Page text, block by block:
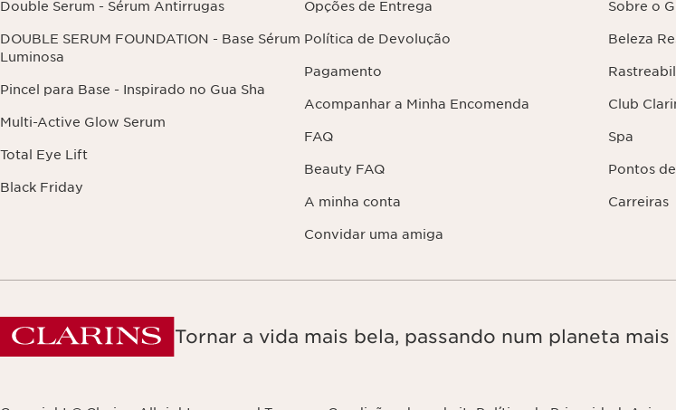
Double Serum - Sérum Antirrugas
DOUBLE SERUM FOUNDATION - Base Sérum
Luminosa
Pincel para Base - Inspirado no Gua Sha
Multi-Active Glow Serum
Total Eye Lift
Black Friday
Opções de Entrega
Política de Devolução
Pagamento
Acompanhar a Minha Encomenda
FAQ
Beauty FAQ
A minha conta
Convidar uma amiga
Sobre o
Beleza
Club
Spa
Pontos
Carreiras
Tornar a vida mais bela, passando num planeta mais